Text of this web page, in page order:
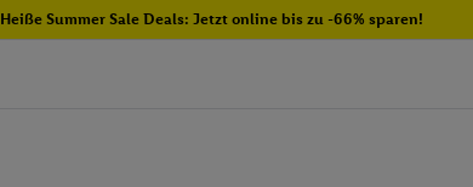
Heiße Summer Sale Deals: Jetzt online bis zu -66% sparen!